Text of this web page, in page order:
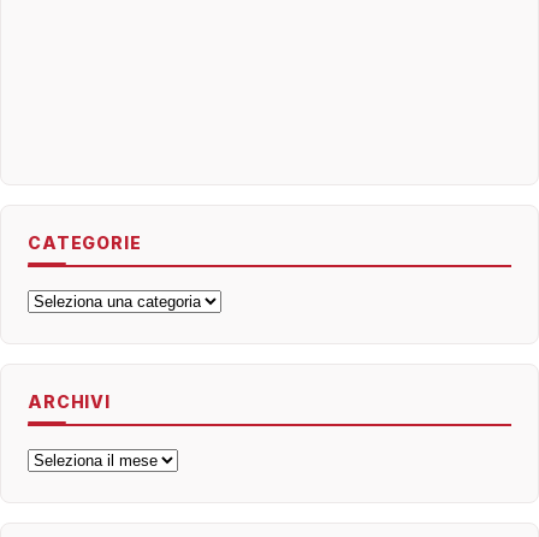
CATEGORIE
Categorie
ARCHIVI
Archivi